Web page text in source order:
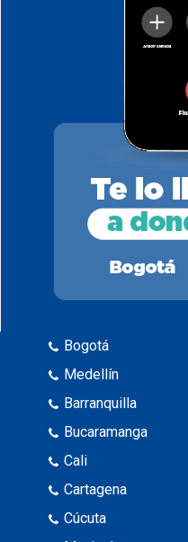
Bogotá
Medellín
Barranquilla
Bucaramanga
Cali
Cartagena
Cúcuta